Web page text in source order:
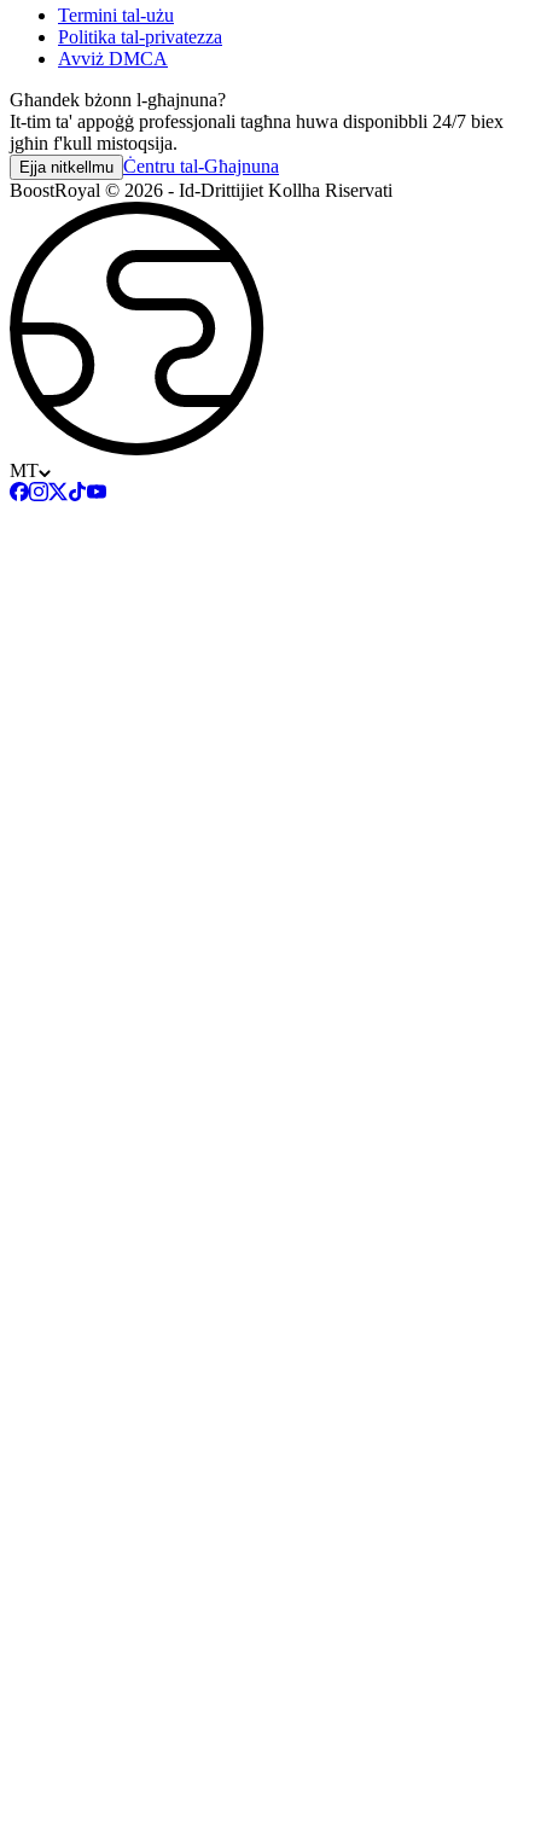
Termini tal-użu
Politika tal-privatezza
Avviż DMCA
Għandek bżonn l-għajnuna?
It-tim ta' appoġġ professjonali tagħna huwa disponibbli 24/7 biex
jgħin f'kull mistoqsija.
Ejja nitkellmu Ċentru tal-Għajnuna
BoostRoyal © 2026 - Id-Drittijiet Kollha Riservati
MT